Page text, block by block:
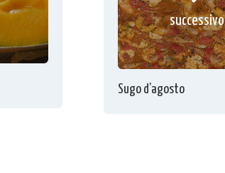
successivo
Sugo d’agosto